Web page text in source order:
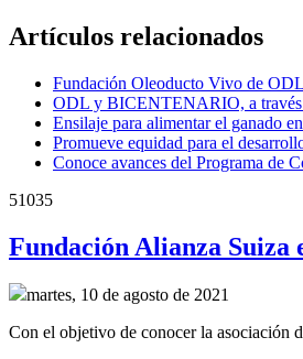
Artículos relacionados
Fundación Oleoducto Vivo de
ODL y BICENTENARIO, a través
Ensilaje para alimentar el ganado
Promueve equidad para el
Conoce avances del Programa de
51035
Fundación Alianza Suiza
martes, 10 de agosto de 2021
Con el objetivo de conocer la asociación